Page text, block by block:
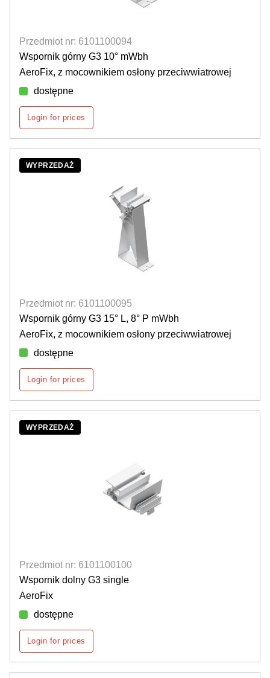
Przedmiot nr: 6101100094
Wspornik górny G3 10° mWbh
AeroFix, z mocownikiem osłony przeciwwiatrowej
dostępne
Login for prices
WYPRZEDAŻ
Przedmiot nr: 6101100095
Wspornik górny G3 15° L, 8° P mWbh
AeroFix, z mocownikiem osłony przeciwwiatrowej
dostępne
Login for prices
WYPRZEDAŻ
Przedmiot nr: 6101100100
Wspornik dolny G3 single
AeroFix
dostępne
Login for prices